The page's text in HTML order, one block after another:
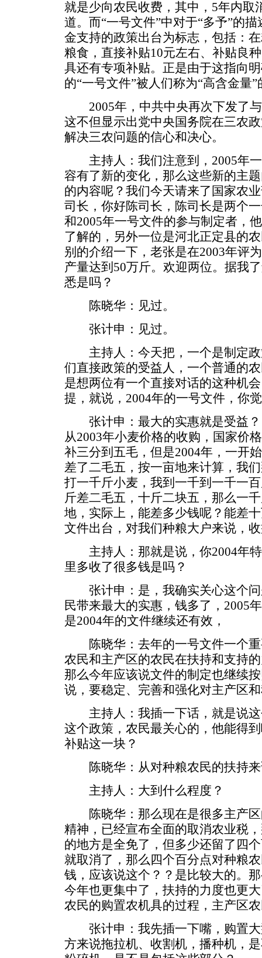
就是少向农民收费，其中，5年内取
道。而“一号文件”中对于“多予”的
金支持的政策出台为标志，包括：
粮食，直接补贴10元左右、补贴良
具还有专项补贴。正是由于这指向
的“一号文件”被人们称为“高含金量”
2005年，中共中央再次下发了与
这不但显示出党中央国务院在三农
解决三农问题的信心和决心。
主持人：我们注意到，2005年一
容有了新的变化，那么这些新的主
的内容呢？我们今天请来了国家农
司长，你好陈司长，陈司长是两个
和2005年一号文件的参与制定者，
了解的，另外一位是河北正定县的
别的介绍一下，老张是在2003年评
产量达到50万斤。欢迎两位。据我
悉是吗？
陈晓华：见过。
张计申：见过。
主持人：今天把，一个是制定政
们直接政策的受益人，一个普通的
是想两位有一个直接对话的这种机
提，就说，2004年的一号文件，你
张计申：最大的实惠就是受益？
从2003年小麦价格的收购，国家价
补三分到五毛，但是2004年，一开
差了二毛五，按一亩地来计算，我
打一千斤小麦，我到一千到一千一
斤差二毛五，十斤二块五，那么一
地，实际上，能差多少钱呢？能差
文件出台，对我们种粮大户来说，
主持人：那就是说，你2004年特
里多收了很多钱是吗？
张计申：是，我确实关心这个问
民带来最大的实惠，钱多了，2005
是2004年的文件继续还有效，
陈晓华：去年的一号文件一个重
农民和主产区的农民在扶持和支持
那么今年应该说文件的制定也继续
说，要稳定、完善和强化对主产区
主持人：我插一下话，就是说这
这个政策，农民最关心的，他能得
补贴这一块？
陈晓华：从对种粮农民的扶持来
主持人：大到什么程度？
陈晓华：那么现在是很多主产区
精神，已经宣布全面的取消农业税
的地方是全免了，但多少还留了四
就取消了，那么四个百分点对种粮
钱，应该说这个？？是比较大的。
今年也更集中了，扶持的力度也更
农民的购置农机具的过程，主产区
张计申：我先插一下嘴，购置大
方来说拖拉机、收割机，播种机，